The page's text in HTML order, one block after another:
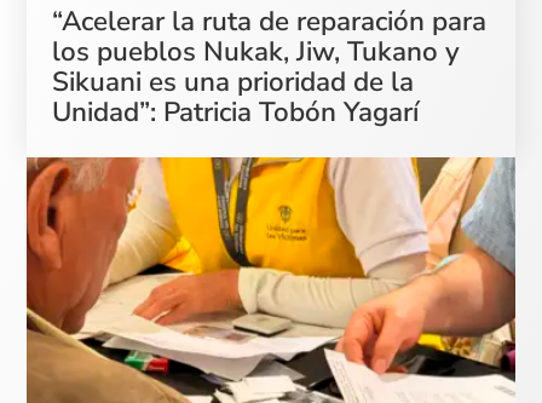
“Acelerar la ruta de reparación para
los pueblos Nukak, Jiw, Tukano y
Sikuani es una prioridad de la
Unidad”: Patricia Tobón Yagarí